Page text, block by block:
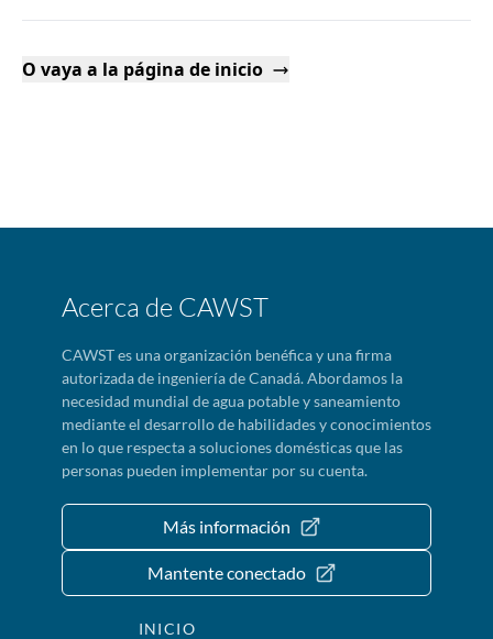
O vaya a la página de inicio
Acerca de CAWST
CAWST es una organización benéfica y una firma
autorizada de ingeniería de Canadá. Abordamos la
necesidad mundial de agua potable y saneamiento
mediante el desarrollo de habilidades y conocimientos
en lo que respecta a soluciones domésticas que las
personas pueden implementar por su cuenta.
Más información
Mantente conectado
INICIO